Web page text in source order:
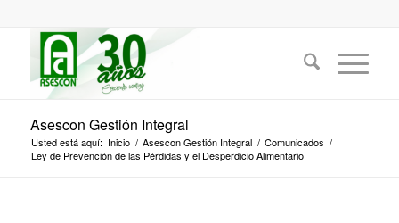
Asescon Gestión Integral
Usted está aquí: Inicio / Asescon Gestión Integral / Comunicados /
Ley de Prevención de las Pérdidas y el Desperdicio Alimentario